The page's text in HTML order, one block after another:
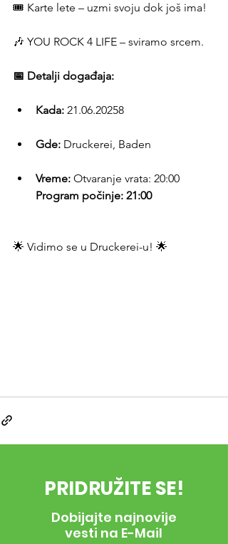
🎟️ Karte lete – uzmi svoju dok još ima!
🎶 YOU ROCK 4 LIFE – sviramo srcem.
📅 Detalji događaja:
Kada: 21.06.20258
Gde: Druckerei, Baden
Vreme: Otvaranje vrata: 20:00
Program počinje: 21:00
🌟 Vidimo se u Druckerei-u! 🌟
PRIDRUŽITE SE!
Dobijajte najnovije
vesti na E-Mail